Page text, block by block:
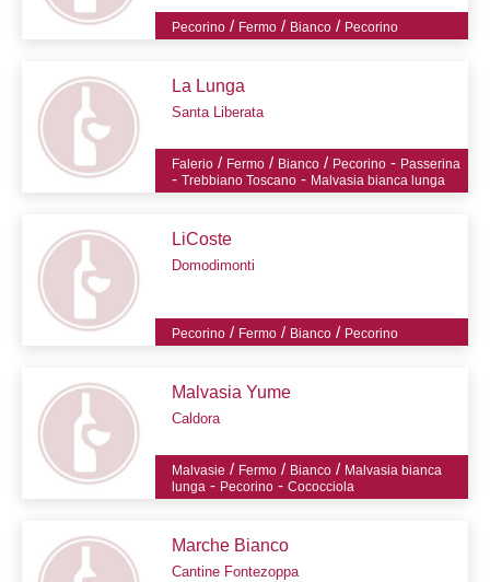
Pecorino / Fermo / Bianco / Pecorino
La Lunga
Santa Liberata
Falerio / Fermo / Bianco / Pecorino - Passerina
-Trebbiano Toscano - Malvasia bianca lunga
LiCoste
Domodimonti
Pecorino / Fermo / Bianco / Pecorino
Malvasia Yume
Caldora
Malvasie / Fermo / Bianco / Malvasia bianca
lunga - Pecorino -Cococciola
Marche Bianco
Cantine Fontezoppa